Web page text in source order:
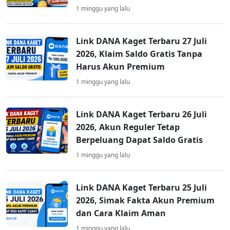
1 minggu yang lalu
Link DANA Kaget Terbaru 27 Juli
2026, Klaim Saldo Gratis Tanpa
Harus Akun Premium
1 minggu yang lalu
Link DANA Kaget Terbaru 26 Juli
2026, Akun Reguler Tetap
Berpeluang Dapat Saldo Gratis
1 minggu yang lalu
Link DANA Kaget Terbaru 25 Juli
2026, Simak Fakta Akun Premium
dan Cara Klaim Aman